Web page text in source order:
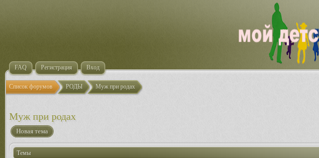
FAQ Регистрация Вход
Список форумов РОДЫ Муж при родах
Муж при родах
Новая тема
Темы